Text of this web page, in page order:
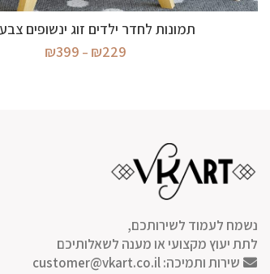
בחר אפשרויות
תמונות לחדר ילדים זוג ינשופים
₪229
–
₪399
טווח
נשמח לעמוד לשירותכם,
לתת יעוץ מקצועי או מענה לשאלותיכם
שירות ותמיכה:customer@vkart.co.il